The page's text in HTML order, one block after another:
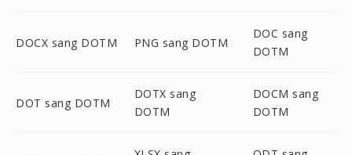
DOCX sang DOTM PNG sang DOTM
DOC sang
DOTM
DOT sang DOTM
DOTX sang
DOTM
DOCM sang
DOTM